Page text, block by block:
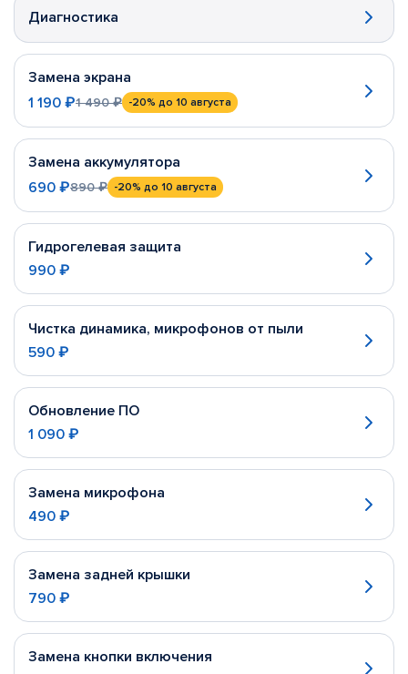
Диагностика
Замена экрана
1 190 ₽1 490 ₽ -20% до 10 августа
Замена аккумулятора
690 ₽890 ₽ -20% до 10 августа
Гидрогелевая защита
990 ₽
Чистка динамика, микрофонов от пыли
590 ₽
Обновление ПО
1 090 ₽
Замена микрофона
490 ₽
Замена задней крышки
790 ₽
Замена кнопки включения